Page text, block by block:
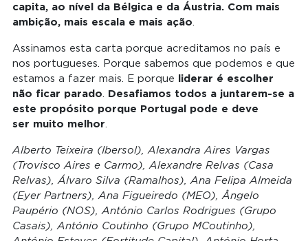
capita, ao nível da Bélgica e da Áustria. Com mais
ambição, mais escala e mais ação.
Assinamos esta carta porque acreditamos no país e
nos portugueses. Porque sabemos que podemos e que
estamos a fazer mais. E porque liderar é escolher
não ficar parado. Desafiamos todos a juntarem-se a
este propósito porque Portugal pode e deve
ser muito melhor.
Alberto Teixeira (Ibersol), Alexandra Aires Vargas
(Trovisco Aires e Carmo), Alexandre Relvas (Casa
Relvas), Álvaro Silva (Ramalhos), Ana Felipa Almeida
(Eyer Partners), Ana Figueiredo (MEO), Ângelo
Paupério (NOS), António Carlos Rodrigues (Grupo
Casais), António Coutinho (Grupo MCoutinho),